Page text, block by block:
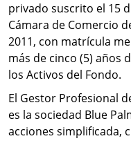
privado suscrito el 15
Cámara de Comercio
2011, con matrícula
más de cinco (5) años
los Activos del Fondo.
El Gestor Profesional
es la sociedad Blue
acciones simplificada,